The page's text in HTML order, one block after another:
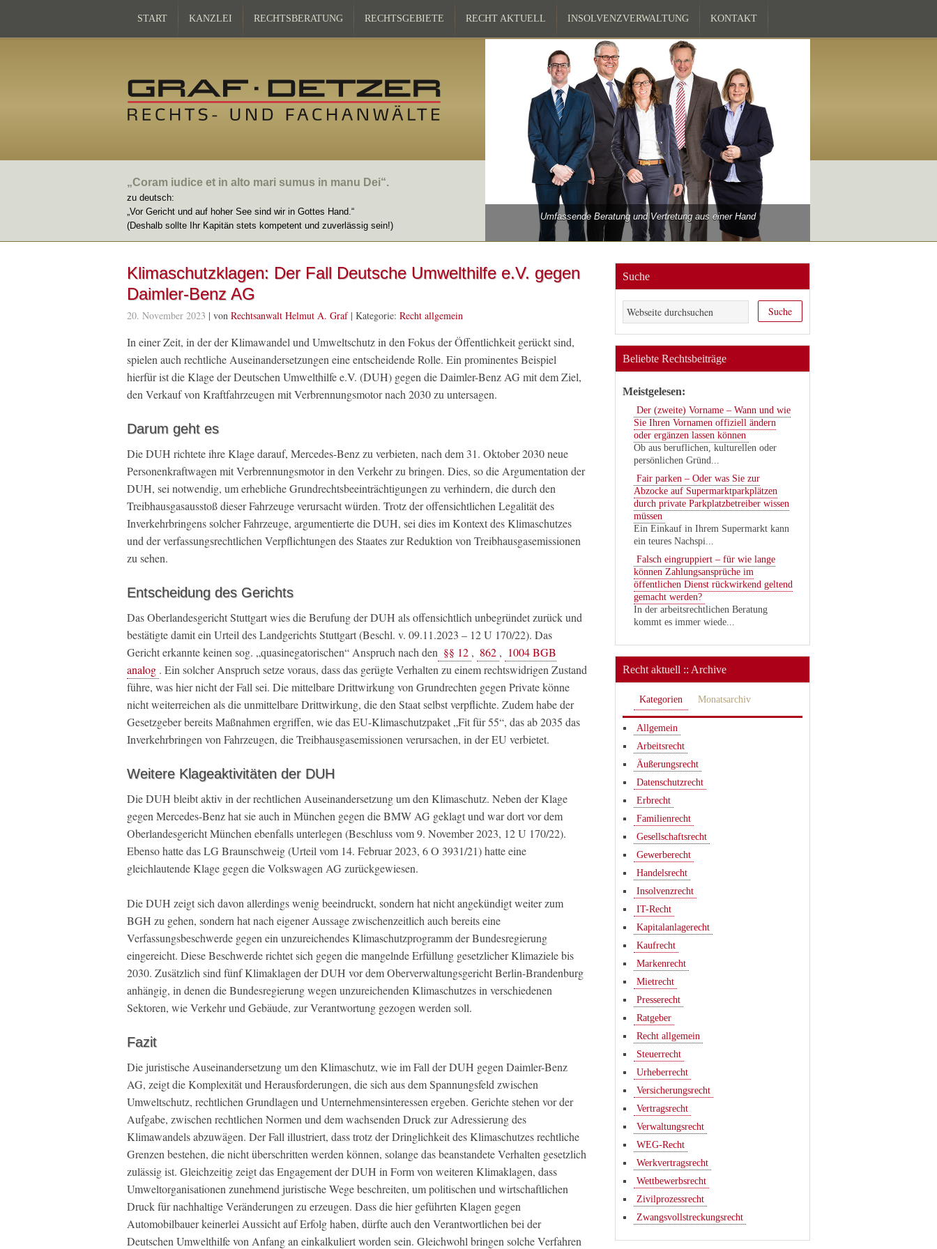
START KANZLEI RECHTSBERATUNG RECHTSGEBIETE RECHT AKTUELL INSOLVENZVERWALTUNG KONTAKT
„Coram iudice et in alto mari sumus in manu Dei“.
zu deutsch:
„Vor Gericht und auf hoher See sind wir in Gottes Hand.“
(Deshalb sollte Ihr Kapitän stets kompetent und zuverlässig sein!)
Umfassende Beratung und Vertretung aus einer Hand
Klimaschutzklagen: Der Fall Deutsche Umwelthilfe e.V. gegen
Daimler-Benz AG
20. November 2023 | von Rechtsanwalt Helmut A. Graf| Kategorie: Recht allgemein
In einer Zeit, in der der Klimawandel und Umweltschutz in den Fokus der Öffentlichkeit gerückt sind,
spielen auch rechtliche Auseinandersetzungen eine entscheidende Rolle. Ein prominentes Beispiel
hierfür ist die Klage der Deutschen Umwelthilfe e.V. (DUH) gegen die Daimler-Benz AG mit dem Ziel,
den Verkauf von Kraftfahrzeugen mit Verbrennungsmotor nach 2030 zu untersagen.
Darum geht es
Die DUH richtete ihre Klage darauf, Mercedes-Benz zu verbieten, nach dem 31. Oktober 2030 neue
Personenkraftwagen mit Verbrennungsmotor in den Verkehr zu bringen. Dies, so die Argumentation der
DUH, sei notwendig, um erhebliche Grundrechtsbeeinträchtigungen zu verhindern, die durch den
Treibhausgasausstoß dieser Fahrzeuge verursacht würden. Trotz der offensichtlichen Legalität des
Inverkehrbringens solcher Fahrzeuge, argumentierte die DUH, sei dies im Kontext des Klimaschutzes
und der verfassungsrechtlichen Verpflichtungen des Staates zur Reduktion von Treibhausgasemissionen
zu sehen.
Entscheidung des Gerichts
Das Oberlandesgericht Stuttgart wies die Berufung der DUH als offensichtlich unbegründet zurück und
bestätigte damit ein Urteil des Landgerichts Stuttgart (Beschl. v. 09.11.2023 – 12 U 170/22). Das
Gericht erkannte keinen sog. „quasinegatorischen“ Anspruch nach den §§ 12 , 862 , 1004 BGB
analog . Ein solcher Anspruch setze voraus, dass das gerügte Verhalten zu einem rechtswidrigen Zustand
führe, was hier nicht der Fall sei. Die mittelbare Drittwirkung von Grundrechten gegen Private könne
nicht weiterreichen als die unmittelbare Drittwirkung, die den Staat selbst verpflichte. Zudem habe der
Gesetzgeber bereits Maßnahmen ergriffen, wie das EU-Klimaschutzpaket „Fit für 55“, das ab 2035 das
Inverkehrbringen von Fahrzeugen, die Treibhausgasemissionen verursachen, in der EU verbietet.
Weitere Klageaktivitäten der DUH
Die DUH bleibt aktiv in der rechtlichen Auseinandersetzung um den Klimaschutz. Neben der Klage
gegen Mercedes-Benz hat sie auch in München gegen die BMW AG geklagt und war dort vor dem
Oberlandesgericht München ebenfalls unterlegen (Beschluss vom 9. November 2023, 12 U 170/22).
Ebenso hatte das LG Braunschweig (Urteil vom 14. Februar 2023, 6 O 3931/21) hatte eine
gleichlautende Klage gegen die Volkswagen AG zurückgewiesen.
Die DUH zeigt sich davon allerdings wenig beeindruckt, sondern hat nicht angekündigt weiter zum
BGH zu gehen, sondern hat nach eigener Aussage zwischenzeitlich auch bereits eine
Verfassungsbeschwerde gegen ein unzureichendes Klimaschutzprogramm der Bundesregierung
eingereicht. Diese Beschwerde richtet sich gegen die mangelnde Erfüllung gesetzlicher Klimaziele bis
2030. Zusätzlich sind fünf Klimaklagen der DUH vor dem Oberverwaltungsgericht Berlin-Brandenburg
anhängig, in denen die Bundesregierung wegen unzureichenden Klimaschutzes in verschiedenen
Sektoren, wie Verkehr und Gebäude, zur Verantwortung gezogen werden soll.
Fazit
Die juristische Auseinandersetzung um den Klimaschutz, wie im Fall der DUH gegen Daimler-Benz
AG, zeigt die Komplexität und Herausforderungen, die sich aus dem Spannungsfeld zwischen
Umweltschutz, rechtlichen Grundlagen und Unternehmensinteressen ergeben. Gerichte stehen vor der
Aufgabe, zwischen rechtlichen Normen und dem wachsenden Druck zur Adressierung des
Klimawandels abzuwägen. Der Fall illustriert, dass trotz der Dringlichkeit des Klimaschutzes rechtliche
Grenzen bestehen, die nicht überschritten werden können, solange das beanstandete Verhalten gesetzlich
zulässig ist. Gleichzeitig zeigt das Engagement der DUH in Form von weiteren Klimaklagen, dass
Umweltorganisationen zunehmend juristische Wege beschreiten, um politischen und wirtschaftlichen
Druck für nachhaltige Veränderungen zu erzeugen. Dass die hier geführten Klagen gegen
Automobilbauer keinerlei Aussicht auf Erfolg haben, dürfte auch den Verantwortlichen bei der
Deutschen Umwelthilfe von Anfang an einkalkuliert worden sein. Gleichwohl bringen solche Verfahren
Suche
Beliebte Rechtsbeiträge
Meistgelesen:
Der (zweite) Vorname – Wann und wie
Sie Ihren Vornamen offiziell ändern
oder ergänzen lassen können
Ob aus beruflichen, kulturellen oder
persönlichen Gründ...
Fair parken – Oder was Sie zur
Abzocke auf Supermarktparkplätzen
durch private Parkplatzbetreiber wissen
müssen
Ein Einkauf in Ihrem Supermarkt kann
ein teures Nachspi...
Falsch eingruppiert – für wie lange
können Zahlungsansprüche im
öffentlichen Dienst rückwirkend geltend
gemacht werden?
In der arbeitsrechtlichen Beratung
kommt es immer wiede...
Recht aktuell :: Archive
Kategorien Monatsarchiv
Allgemein
Arbeitsrecht
Äußerungsrecht
Datenschutzrecht
Erbrecht
Familienrecht
Gesellschaftsrecht
Gewerberecht
Handelsrecht
Insolvenzrecht
IT-Recht
Kapitalanlagerecht
Kaufrecht
Markenrecht
Mietrecht
Presserecht
Ratgeber
Recht allgemein
Steuerrecht
Urheberrecht
Versicherungsrecht
Vertragsrecht
Verwaltungsrecht
WEG-Recht
Werkvertragsrecht
Wettbewerbsrecht
Zivilprozessrecht
Zwangsvollstreckungsrecht